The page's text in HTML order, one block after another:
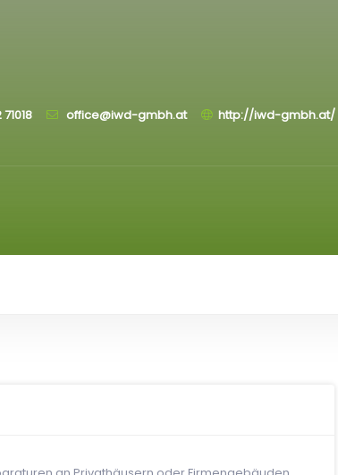
office@​iwd-gmbh.at http://iwd-gmbh.at/